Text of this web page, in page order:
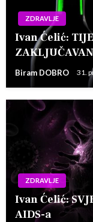
ZDRAVLJE
Ivan Ćelić:
Biram DOBRO 31.
ZDRAVLJE
Ivan Ćelić:
AIDS-a